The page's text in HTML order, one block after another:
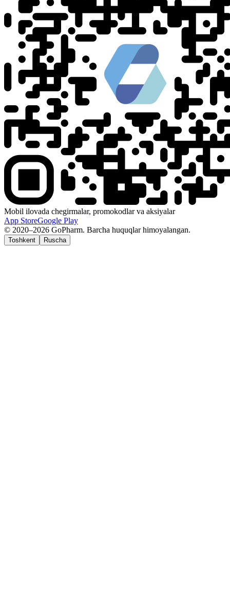
Mobil ilovada chegirmalar, promokodlar va aksiyalar
App StoreGoogle Play
© 2020–2026 GoPharm. Barcha huquqlar himoyalangan.
Toshkent Ruscha